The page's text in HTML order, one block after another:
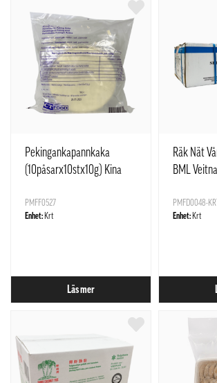
Pekingankapannkaka
(10påsarx10stx10g) Kina
PMFF0527
Enhet: Krt
Läs mer
Räk Nät
BML
PMFD0048-
Enhet: Krt